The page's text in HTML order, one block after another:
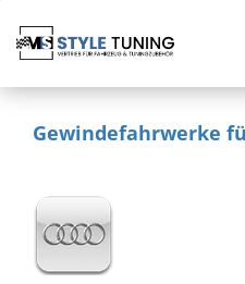
Gewindefahrwerke